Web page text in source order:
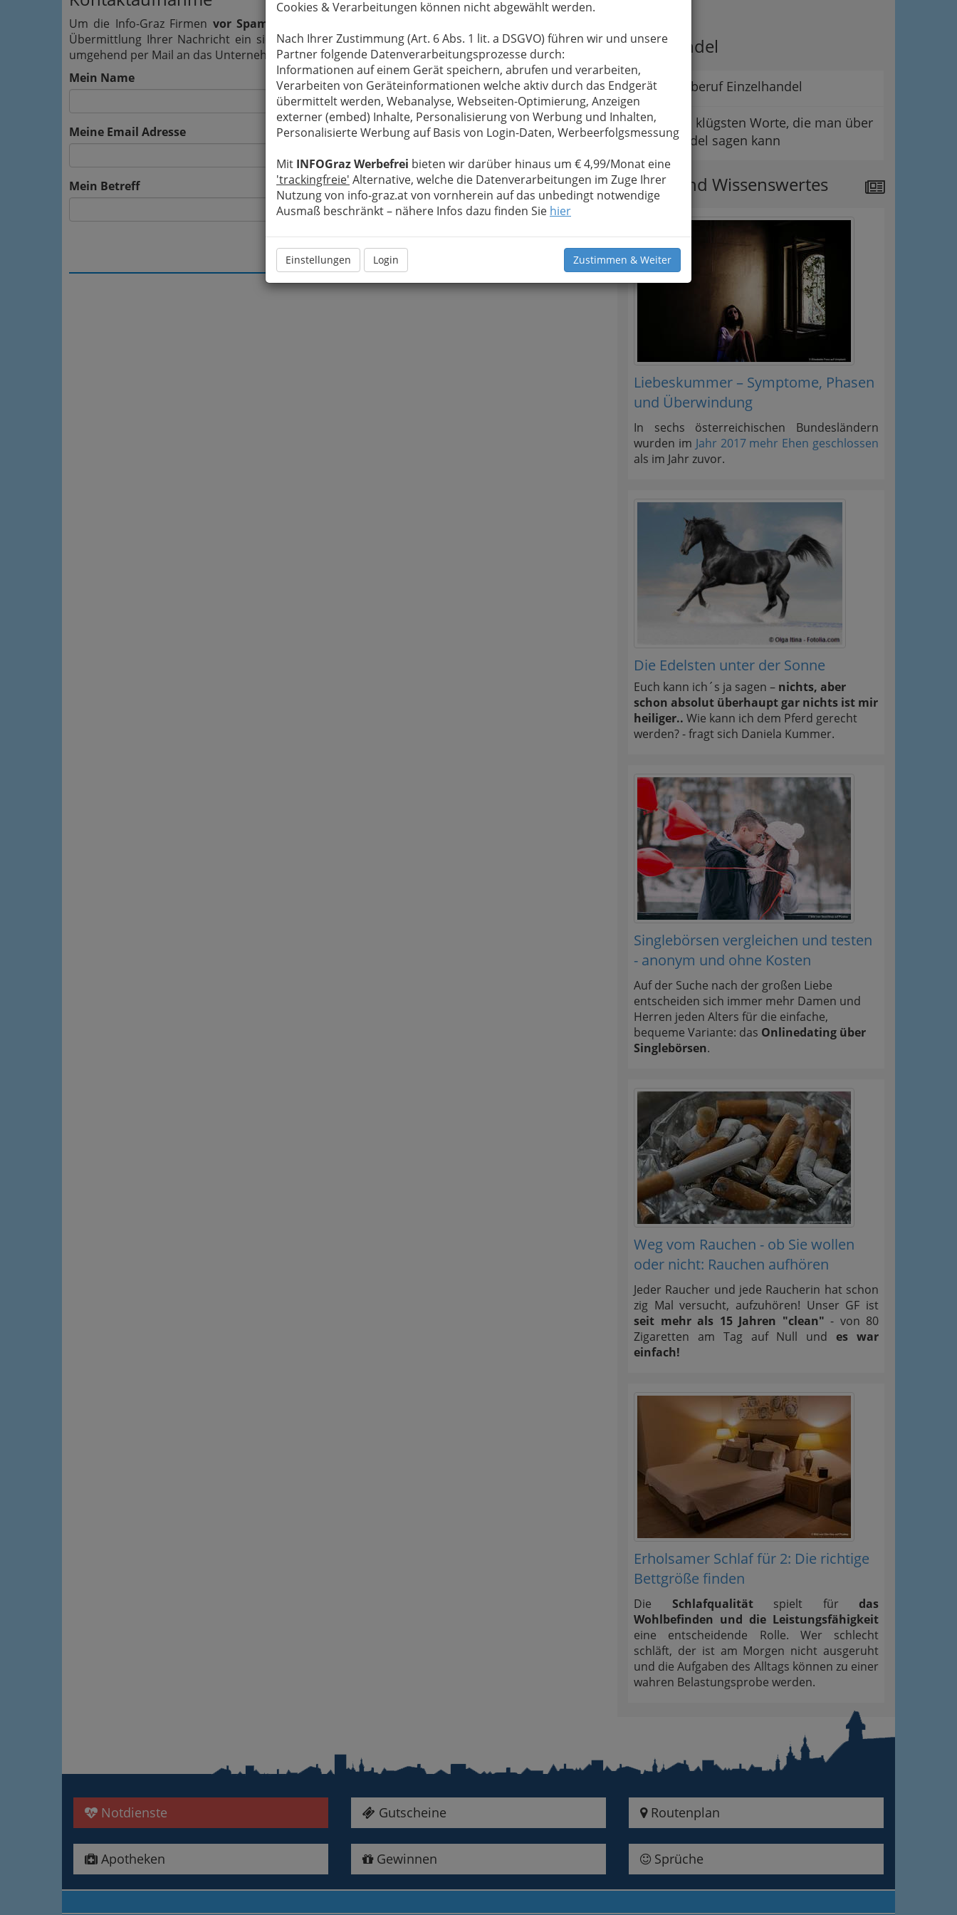
Cookies & Verarbeitungen können nicht abgewählt werden.
Nach Ihrer Zustimmung (Art. 6 Abs. 1 lit. a DSGVO) führen wir und unsere
Partner folgende Datenverarbeitungsprozesse durch:
Informationen auf einem Gerät speichern, abrufen und verarbeiten,
Verarbeiten von Geräteinformationen welche aktiv durch das Endgerät
übermittelt werden, Webanalyse, Webseiten-Optimierung, Anzeigen
externer (embed) Inhalte, Personalisierung von Werbung und Inhalten,
Personalisierte Werbung auf Basis von Login-Daten, Werbeerfolgsmessung
Mit INFOGraz Werbefrei bieten wir darüber hinaus um € 4,99/Monat eine
'trackingfreie' Alternative, welche die Datenverarbeitungen im Zuge Ihrer
Nutzung von info-graz.at von vornherein auf das unbedingt notwendige
Ausmaß beschränkt – nähere Infos dazu finden Sie hier
Einstellungen Login Zustimmen & Weiter
Um die Info-Graz Firmen vor Spam-Mails zu bewahren
Übermittlung Ihrer Nachricht ein sicheres Formular. Ihre Nachricht wird nach dem Absenden
umgehend per Mail an das Unternehmen Honorarkonsulin Eva Deborah Brühl weitergeleitet.
Mein Name
Meine Email Adresse
Mein Betreff
Meine Nachricht
Meine Nachricht senden
Der Handel
Der Lehrberuf Einzelhandel
Die wohl klügsten Worte, die man über
den Handel sagen kann
News und Wissenswertes
Liebeskummer – Symptome, Phasen
und Überwindung
In sechs österreichischen Bundesländern
wurden im Jahr 2017 mehr Ehen geschlossen
als im Jahr zuvor.
Die Edelsten unter der Sonne
Euch kann ich´s ja sagen – nichts, aber
schon absolut überhaupt gar nichts ist mir
heiliger.. Wie kann ich dem Pferd gerecht
werden? - fragt sich Daniela Kummer.
Singlebörsen vergleichen und testen
- anonym und ohne Kosten
Auf der Suche nach der großen Liebe
entscheiden sich immer mehr Damen und
Herren jeden Alters für die einfache,
bequeme Variante: das Onlinedating über
Singlebörsen.
Weg vom Rauchen - ob Sie wollen
oder nicht: Rauchen aufhören
Jeder Raucher und jede Raucherin hat schon
zig Mal versucht, aufzuhören! Unser GF ist
seit mehr als 15 Jahren "clean" - von 80
Zigaretten am Tag auf Null undes war
einfach!
Erholsamer Schlaf für 2: Die richtige
Bettgröße finden
Die Schlafqualitätspielt für das
Wohlbefinden und die Leistungsfähigkeit
eine entscheidende Rolle. Wer schlecht
schläft, der ist am Morgen nicht ausgeruht
und die Aufgaben des Alltags können zu einer
wahren Belastungsprobe werden.
Notdienste
Apotheken
Gutscheine
Gewinnen
Routenplan
Sprüche